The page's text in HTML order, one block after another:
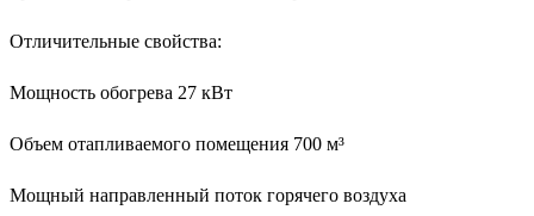
Отличительные свойства:
Мощность обогрева 27 кВт
Объем отапливаемого помещения 700 м³
Мощный направленный поток горячего воздуха